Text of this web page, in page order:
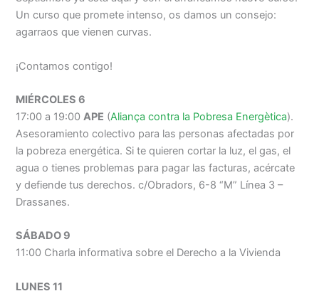
Un curso que promete intenso, os damos un consejo:
agarraos que vienen curvas.
¡Contamos contigo!
MIÉRCOLES 6
17:00 a 19:00APE (Aliança contra la Pobresa Energètica).
Asesoramiento colectivo para las personas afectadas por
la pobreza energética. Si te quieren cortar la luz, el gas, el
agua o tienes problemas para pagar las facturas, acércate
y defiende tus derechos. c/Obradors, 6-8 “M” Línea 3 –
Drassanes.
SÁBADO 9
11:00 Charla informativa sobre el Derecho a la Vivienda
LUNES 11